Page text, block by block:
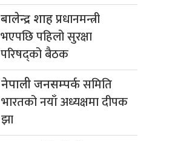
बालेन्द्र शाहप्रधानमन्त्री
भएपछि पहिलो सुरक्षा
परिषद्को बैठक
नेपाली जनसम्पर्कसमिति
भारतको नयाँ अध्यक्षमा दीपक
झा